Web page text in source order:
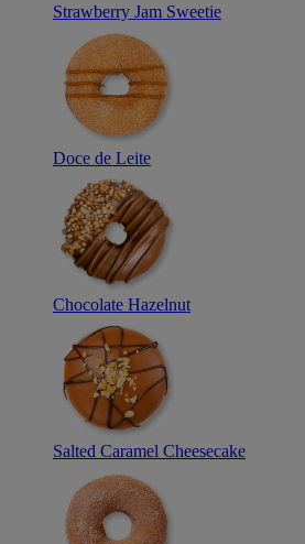
Strawberry Jam Sweetie
Doce de Leite
Chocolate Hazelnut
Salted Caramel Cheesecake